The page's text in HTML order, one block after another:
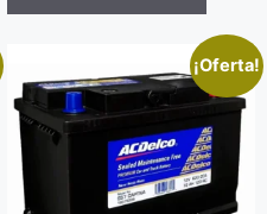
¡Oferta!